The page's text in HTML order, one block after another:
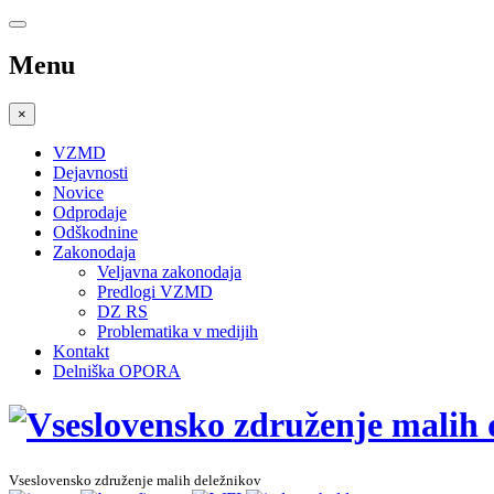
Menu
×
VZMD
Dejavnosti
Novice
Odprodaje
Odškodnine
Zakonodaja
Veljavna zakonodaja
Predlogi VZMD
DZ RS
Problematika v medijih
Kontakt
Delniška OPORA
Vseslovensko združenje malih deležnikov